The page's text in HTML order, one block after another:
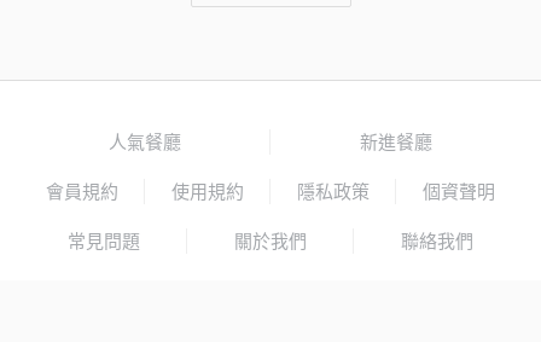
人氣餐廳 新進餐廳
會員規約 使用規約 隱私政策 個資聲明
常見問題 關於我們 聯絡我們